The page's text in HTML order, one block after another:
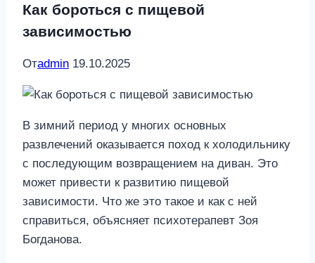
Как бороться с пищевой
зависимостью
Отadmin 19.10.2025
В зимний период у многих основных
развлечений оказывается поход к холодильнику
с последующим возвращением на диван. Это
может привести к развитию пищевой
зависимости. Что же это такое и как с ней
справиться, объясняет психотерапевт Зоя
Богданова.